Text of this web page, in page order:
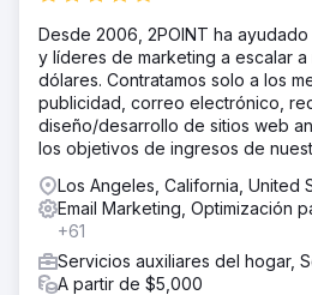
Desde 2006, 2POINT ha
y líderes de marketing a escalar a
dólares. Contratamos solo a los
publicidad, correo electrónico,
diseño/desarrollo de sitios web
los objetivos de ingresos de
Los Angeles, California, United
Email Marketing, Optimización
+61
Servicios auxiliares del hogar,
A partir de $5,000